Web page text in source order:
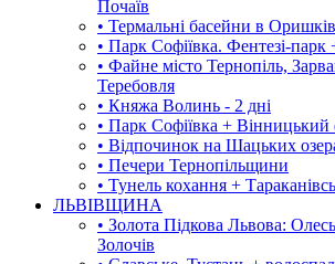
Почаїв
• Термальні басейни в
• Парк Софіївка. Фентезі-парк
• Файне місто Тернопіль,
Теребовля
• Княжа Волинь - 2 дні
• Парк Софіївка + Вінницький
• Відпочинок на Шацьких
• Печери Тернопільщини
• Тунель кохання +
ЛЬВІВЩИНА
• Золота Підкова Львова:
Золочів